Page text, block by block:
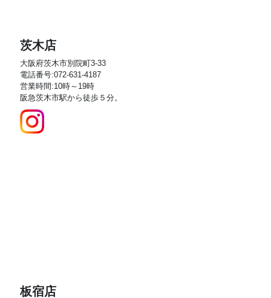
茨木店
大阪府茨木市別院町3-33
電話番号:072-631-4187
営業時間:10時～19時
阪急茨木市駅から徒歩５分。
板宿店